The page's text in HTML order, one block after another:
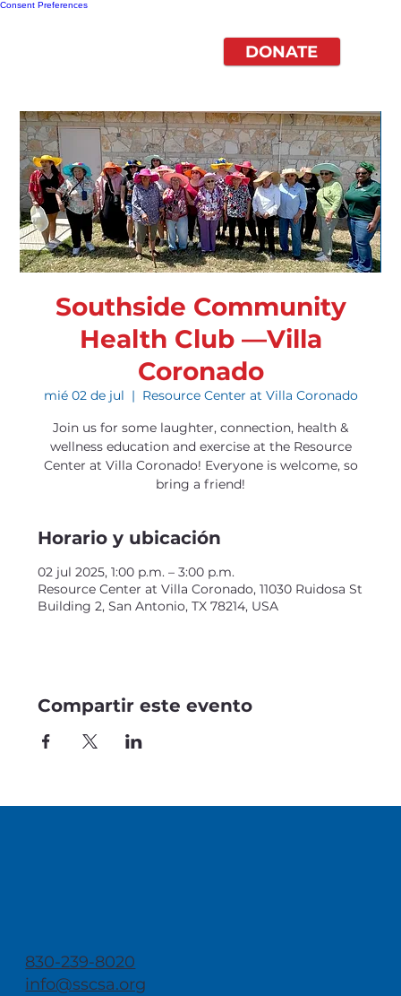
Consent Preferences
DONATE
Southside Community
Health Club —Villa
Coronado
mié 02 de jul
  |
Resource Center at Villa Coronado
Join us for some laughter, connection, health &
wellness education and exercise at the Resource
Center at Villa Coronado! Everyone is welcome, so
bring a friend!
Horario y ubicación
02 jul 2025, 1:00 p.m. – 3:00 p.m.
Resource Center at Villa Coronado, 11030 Ruidosa St
Building 2, San Antonio, TX 78214, USA
Compartir este evento
830-239-8020
info@sscsa.org